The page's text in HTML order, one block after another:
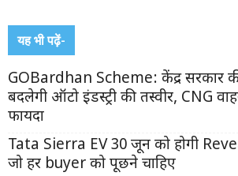
यह भी पढ़ें-
GOBardhan Scheme: केंद्र सरकार
बदलेगी ऑटो इंडस्ट्री की तस्वीर, CNG
फायदा
Tata Sierra EV 30 जून को होगी
जो हर buyer को पूछने चाहिए